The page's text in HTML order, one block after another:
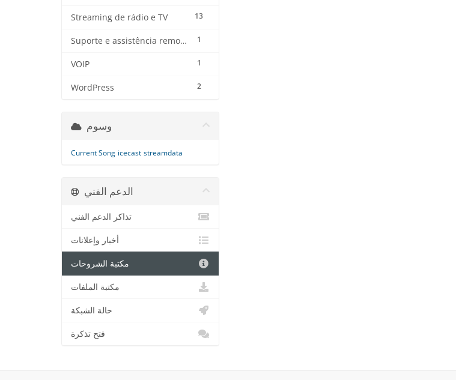
13
Streaming de rádio e TV
1
Suporte e assistência remota
1
VOIP
2
WordPress
وسوم
Current Song icecast streamdata
الدعم الفني
تذاكر الدعم الفني
أخبار وإعلانات
مكتبة الشروحات
مكتبة الملفات
حالة الشبكة
فتح تذكرة